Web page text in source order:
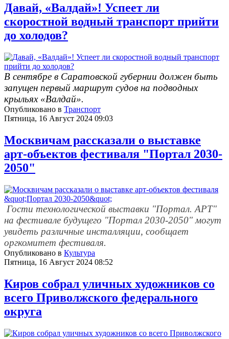
Давай, «Валдай»! Успеет ли
скоростной водный транспорт прийти
до холодов?
В сентябре в Саратовской губернии должен быть
запущен первый маршрут судов на подводных
крыльях «Валдай».
Опубликовано в Транспорт
Пятница, 16 Август 2024 09:03
Москвичам рассказали о выставке
арт-объектов фестиваля "Портал 2030-
2050"
Гости технологической выставки "Портал. АРТ"
на фестивале будущего "Портал 2030-2050" могут
увидеть различные инсталляции, сообщает
оргкомитет фестиваля.
Опубликовано в Культура
Пятница, 16 Август 2024 08:52
Киров собрал уличных художников со
всего Приволжского федерального
округа